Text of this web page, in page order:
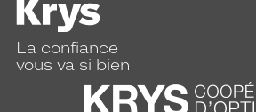
La confiance
vous va si bien